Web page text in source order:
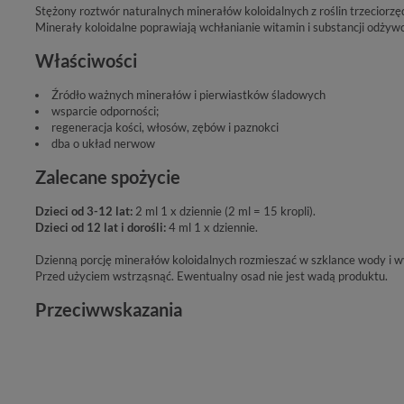
Stężony roztwór naturalnych minerałów koloidalnych z roślin
Minerały koloidalne poprawiają wchłanianie witamin i substancji
Właściwości
Źródło ważnych minerałów i pierwiastków śladowych
wsparcie odporności;
regeneracja kości, włosów, zębów i paznokci
dba o układ nerwow
Zalecane spożycie
Dzieci od 3-12 lat: 2 ml 1 x dziennie (2 ml = 15 kropli).
Dzieci od 12 lat i dorośli:4 ml 1 x dziennie.
Dzienną porcję minerałów koloidalnych rozmieszać w szklance wody i
Przed użyciem wstrząsnąć. Ewentualny osad nie jest wadą produktu.
Przeciwwskazania